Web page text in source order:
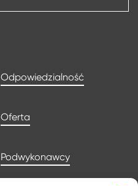
Odpowiedzialność
Oferta
Podwykonawcy